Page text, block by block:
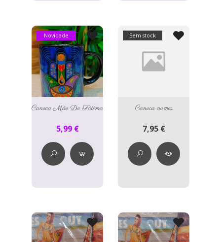
Novidade
Caneca Mão De Fátima
5,99 €
Sem stock
Caneca nomes
7,95 €